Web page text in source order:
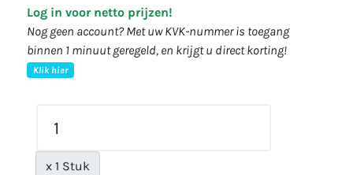
Log in voor netto prijzen!
Nog geen account? Met uw KVK-nummer is toegang
binnen 1 minuut geregeld, en krijgt u direct korting!
Klik hier
x 1 Stuk